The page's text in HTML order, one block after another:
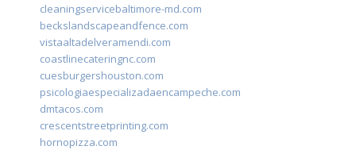
cleaningservicebaltimore-md.com
beckslandscapeandfence.com
vistaaltadelveramendi.com
coastlinecateringnc.com
cuesburgershouston.com
psicologiaespecializadaencampeche.com
dmtacos.com
crescentstreetprinting.com
hornopizza.com